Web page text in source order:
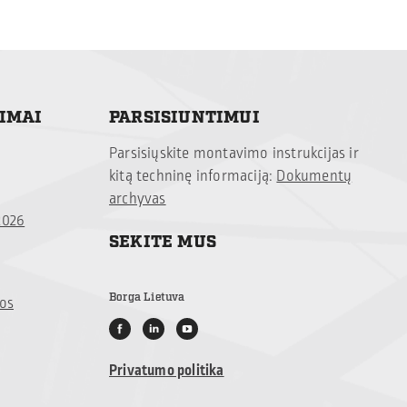
PARSISIUNTIMUI
Parsisiųskite montavimo instrukcijas ir
kitą techninę informaciją:Dokumentų
archyvas
SEKITE MUS
Borga Lietuva
Privatumo politika